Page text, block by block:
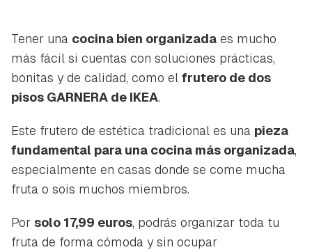
Tener una cocina bien organizada es mucho
más fácil si cuentas con soluciones prácticas,
bonitas y de calidad, como el frutero de dos
pisos GARNERA de IKEA.
Este frutero de estética tradicional es una pieza
fundamental para una cocina más organizada,
especialmente en casas donde se come mucha
fruta o sois muchos miembros.
Por solo 17,99 euros, podrás organizar toda tu
fruta de forma cómoda y sin ocupar